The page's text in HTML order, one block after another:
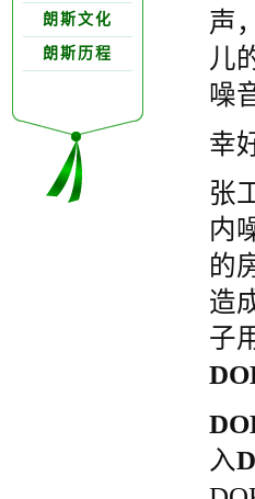
高架桥
子伤不
声
儿
噪
幸
张
内
的
造
子
入
朗斯文化
朗斯历程